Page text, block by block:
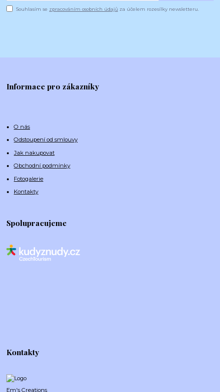
Souhlasím se zpracováním osobních údajů za účelem rozesílky newsletteru.
Informace pro zákazníky
O nás
Odstoupení od smlouvy
Jak nakupovat
Obchodní podmínky
Fotogalerie
Kontakty
Spolupracujeme
Kontakty
Em's Creations